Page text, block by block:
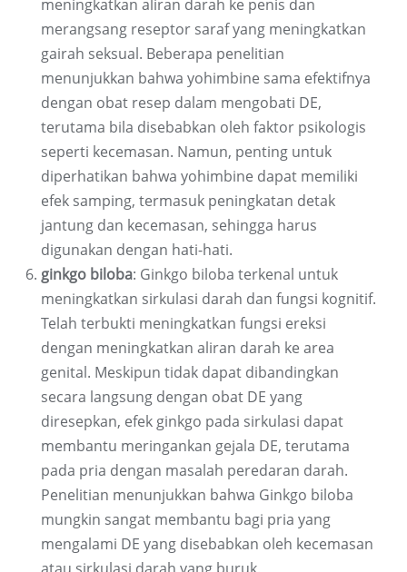
meningkatkan aliran darah ke penis dan
merangsang reseptor saraf yang meningkatkan
gairah seksual. Beberapa penelitian
menunjukkan bahwa yohimbine sama efektifnya
dengan obat resep dalam mengobati DE,
terutama bila disebabkan oleh faktor psikologis
seperti kecemasan. Namun, penting untuk
diperhatikan bahwa yohimbine dapat memiliki
efek samping, termasuk peningkatan detak
jantung dan kecemasan, sehingga harus
digunakan dengan hati-hati.
ginkgo biloba: Ginkgo biloba terkenal untuk
meningkatkan sirkulasi darah dan fungsi kognitif.
Telah terbukti meningkatkan fungsi ereksi
dengan meningkatkan aliran darah ke area
genital. Meskipun tidak dapat dibandingkan
secara langsung dengan obat DE yang
diresepkan, efek ginkgo pada sirkulasi dapat
membantu meringankan gejala DE, terutama
pada pria dengan masalah peredaran darah.
Penelitian menunjukkan bahwa Ginkgo biloba
mungkin sangat membantu bagi pria yang
mengalami DE yang disebabkan oleh kecemasan